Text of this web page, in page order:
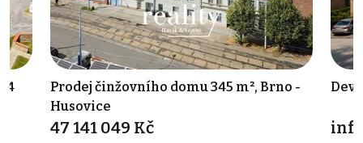
Prodej činžovního domu 345 m², Brno -
Husovice
47 141 049 Kč